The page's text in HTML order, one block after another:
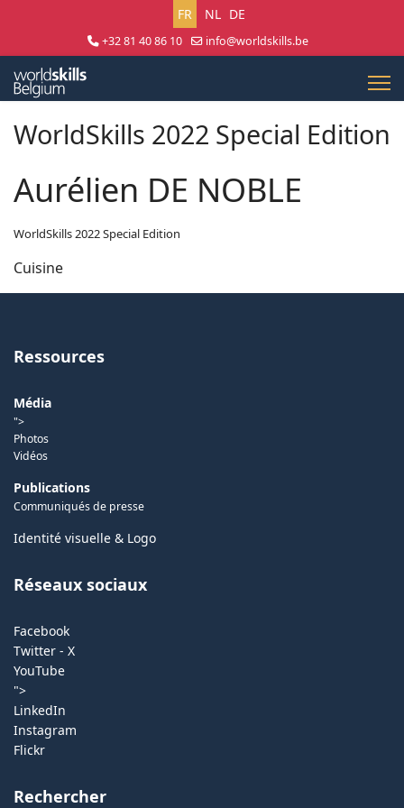
Sélectionnez votre langue
FR NL DE
+32 81 40 86 10
info@worldskills.be
WorldSkills 2022 Special Edition
Aurélien DE NOBLE
WorldSkills 2022 Special Edition
Cuisine
Ressources
Média
">
Photos
Vidéos
Publications
Communiqués de presse
Identité visuelle & Logo
Réseaux sociaux
Facebook
Twitter - X
YouTube
">
LinkedIn
Instagram
Flickr
Rechercher